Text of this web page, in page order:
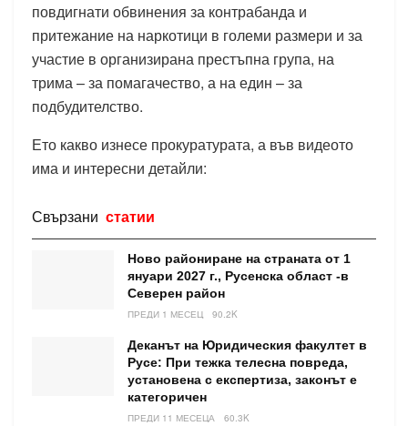
повдигнати обвинения за контрабанда и
притежание на наркотици в големи размери и за
участие в организирана престъпна група, на
трима – за помагачество, а на един – за
подбудителство.
Ето какво изнесе прокуратурата, а във видеото
има и интересни детайли:
Свързани статии
Ново райониране на страната от 1
януари 2027 г., Русенска област -в
Северен район
ПРЕДИ 1 МЕСЕЦ 90.2K
Деканът на Юридическия факултет в
Русе: При тежка телесна повреда,
установена с експертиза, законът е
категоричен
ПРЕДИ 11 МЕСЕЦА 60.3K